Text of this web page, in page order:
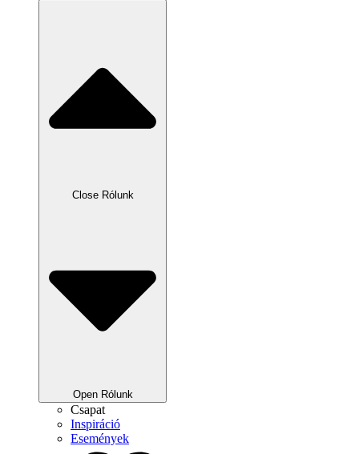
Close Rólunk
Open Rólunk
Csapat
Inspiráció
Események